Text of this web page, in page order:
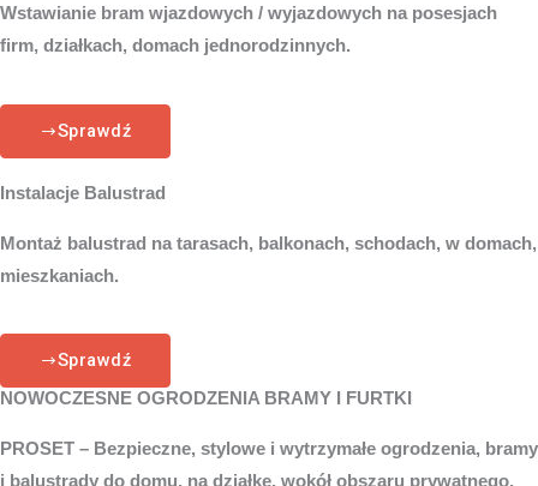
Wstawianie bram wjazdowych / wyjazdowych na posesjach
firm, działkach, domach jednorodzinnych.
Sprawdź
Instalacje Balustrad
Montaż balustrad na tarasach, balkonach, schodach, w domach,
mieszkaniach.
Sprawdź
NOWOCZESNE OGRODZENIA BRAMY I FURTKI
PROSET – Bezpieczne, stylowe i wytrzymałe ogrodzenia, bramy
i balustrady do domu, na działkę, wokół obszaru prywatnego.